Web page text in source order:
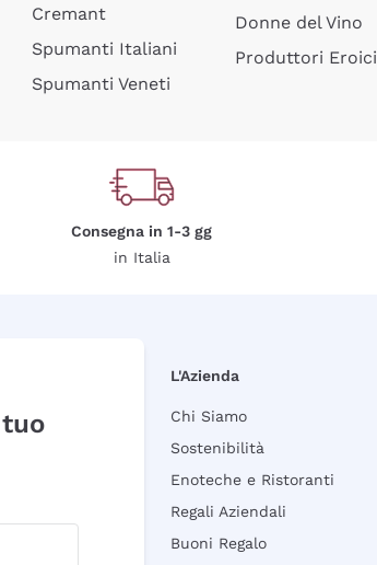
Cremant
Spumanti Italiani
Spumanti Veneti
Donne del Vino
Produttori Eroici
Consegna in 1-3 gg
in Italia
L'Azienda
Chi Siamo
Sostenibilità
Enoteche e Ristoranti
Regali Aziendali
Buoni Regalo